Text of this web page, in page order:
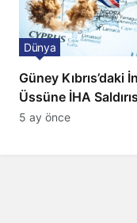
Güney Kıbrıs’daki
Üssüne İHA
Patlama, Sirenler ve
Dünya
5 ay önce